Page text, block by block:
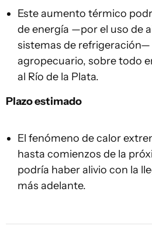
Este aumento térmico
de energía —por el uso de
sistemas de
agropecuario, sobre todo
al Río de la Plata.
Plazo estimado
El fenómeno de calor
hasta comienzos de la
podría haber alivio con la
más adelante.